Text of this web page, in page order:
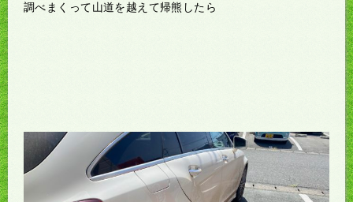
調べまくって山道を越えて帰熊したら